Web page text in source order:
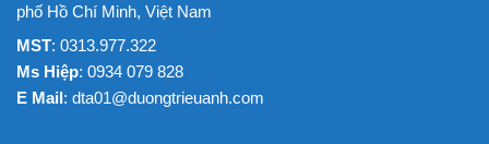
phố Hồ Chí Minh, Việt Nam
MST: 0313.977.322
Ms Hiệp: 0934 079 828
E Mail: dta01@duongtrieuanh.com